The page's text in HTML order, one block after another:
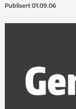
Publisert 01.09.06